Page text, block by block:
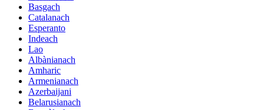
Basgach
Catalanach
Esperanto
Indeach
Lao
Albànianach
Amharic
Armenianach
Azerbaijani
Belarusianach